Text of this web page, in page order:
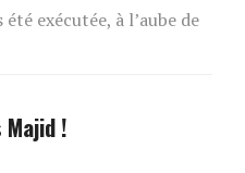
exécutée, à l’aube de
!